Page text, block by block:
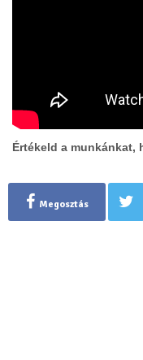
Értékeld a munkánkat,
Megosztás